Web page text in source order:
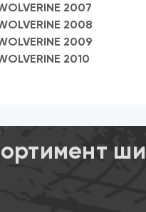
2007
2008
2009
2010